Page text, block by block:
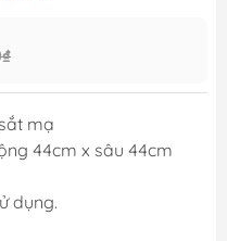
mạ
44cm x sâu 44cm
dụng.